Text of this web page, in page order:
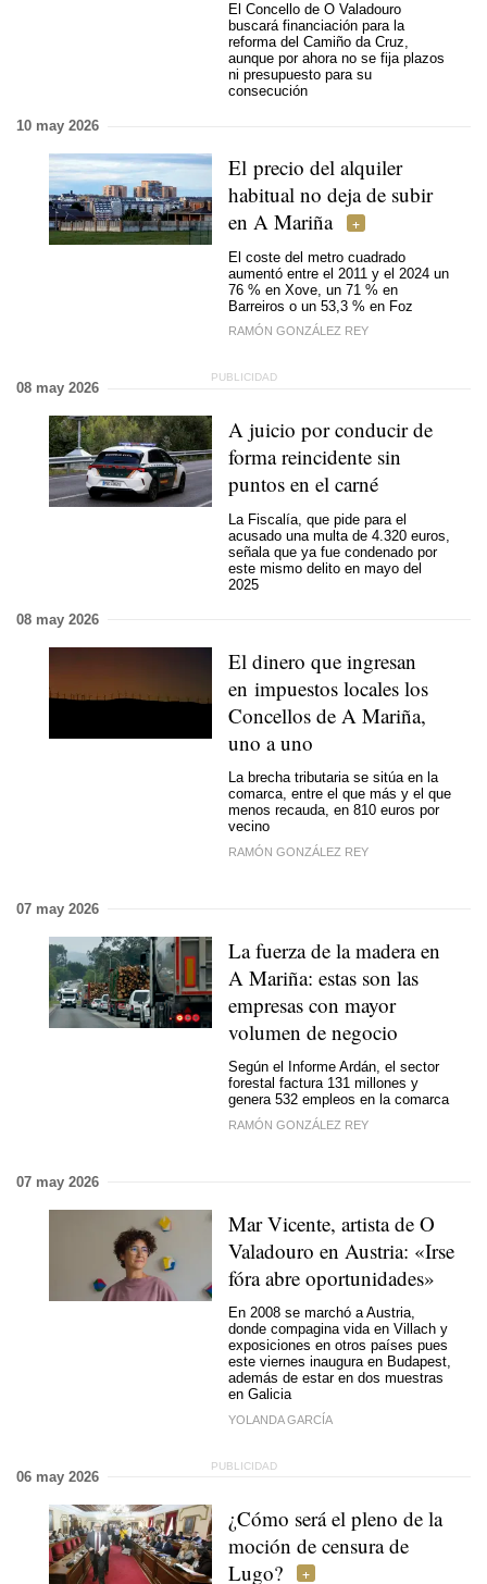
El Concello de O Valadouro
buscará financiación para la
reforma del Camiño da Cruz,
aunque por ahora no se fija plazos
ni presupuesto para su
consecución
10 may 2026
El precio del alquiler
habitual no deja de subir
en A Mariña
El coste del metro cuadrado
aumentó entre el 2011 y el 2024 un
76 % en Xove, un 71 % en
Barreiros o un 53,3 % en Foz
RAMÓN GONZÁLEZ REY
08 may 2026
A juicio por conducir de
forma reincidente sin
puntos en el carné
La Fiscalía, que pide para el
acusado una multa de 4.320 euros,
señala que ya fue condenado por
este mismo delito en mayo del
2025
08 may 2026
El dinero que ingresan
en impuestos locales los
Concellos de A Mariña,
uno a uno
La brecha tributaria se sitúa en la
comarca, entre el que más y el que
menos recauda, en 810 euros por
vecino
RAMÓN GONZÁLEZ REY
07 may 2026
La fuerza de la madera en
A Mariña: estas son las
empresas con mayor
volumen de negocio
Según el Informe Ardán, el sector
forestal factura 131 millones y
genera 532 empleos en la comarca
RAMÓN GONZÁLEZ REY
07 may 2026
Mar Vicente, artista de O
Valadouro en Austria: «Irse
fóra abre oportunidades»
En 2008 se marchó a Austria,
donde compagina vida en Villach y
exposiciones en otros países pues
este viernes inaugura en Budapest,
además de estar en dos muestras
en Galicia
YOLANDA GARCÍA
06 may 2026
¿Cómo será el pleno de la
moción de censura de
Lugo?